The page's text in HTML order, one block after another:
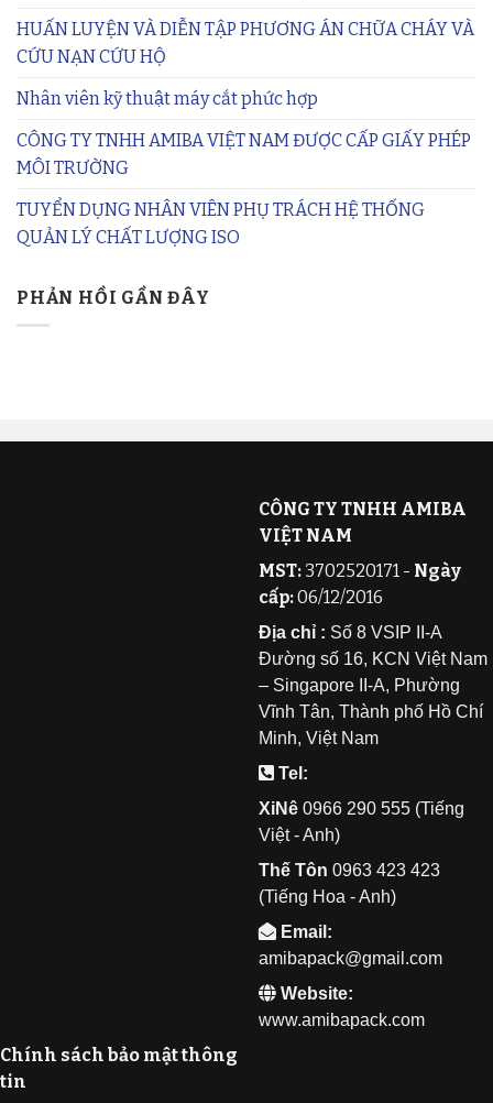
HUẤN LUYỆN VÀ DIỄN TẬP PHƯƠNG ÁN CHỮA CHÁY VÀ
CỨU NẠN CỨU HỘ
Nhân viên kỹ thuật máy cắt phức hợp
CÔNG TY TNHH AMIBA VIỆT NAM ĐƯỢC CẤP GIẤY PHÉP
MÔI TRƯỜNG
TUYỂN DỤNG NHÂN VIÊN PHỤ TRÁCH HỆ THỐNG
QUẢN LÝ CHẤT LƯỢNG ISO
PHẢN HỒI GẦN ĐÂY
CÔNG TY TNHH AMIBA
VIỆT NAM
MST: 3702520171 - Ngày
cấp:06/12/2016
Địa chỉ : Số 8 VSIP II-A
Đường số 16, KCN Việt Nam
– Singapore II-A, Phường
Vĩnh Tân, Thành phố Hồ Chí
Minh, Việt Nam
Tel:
XiNê 0966 290 555 (Tiếng
Việt - Anh)
Thế Tôn 0963 423 423
(Tiếng Hoa - Anh)
Email:
amibapack@gmail.com
Website:
www.amibapack.com
Chính sách bảo mật thông
tin